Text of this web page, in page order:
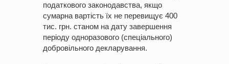
податкового законодавства, якщо
сумарна вартість їх не перевищує 400
тис. грн. станом на дату завершення
періоду одноразового (спеціального)
добровільного декларування.